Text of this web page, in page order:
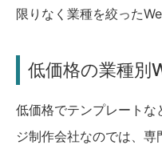
限りなく業種を絞った
低価格の業種別
低価格でテンプレートな
ジ制作会社なのでは、